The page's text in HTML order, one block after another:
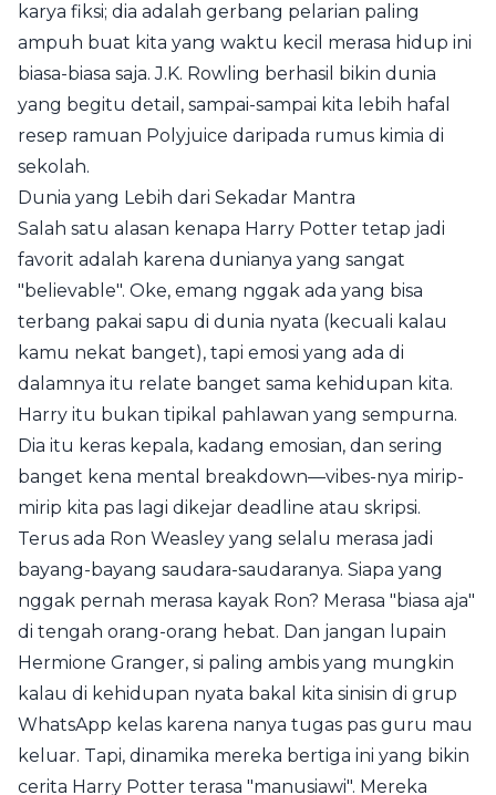
karya fiksi; dia adalah gerbang pelarian paling
ampuh buat kita yang waktu kecil merasa hidup ini
biasa-biasa saja. J.K. Rowling berhasil bikin dunia
yang begitu detail, sampai-sampai kita lebih hafal
resep ramuan Polyjuice daripada rumus kimia di
sekolah.
Dunia yang Lebih dari Sekadar Mantra
Salah satu alasan kenapa Harry Potter tetap jadi
favorit adalah karena dunianya yang sangat
"believable". Oke, emang nggak ada yang bisa
terbang pakai sapu di dunia nyata (kecuali kalau
kamu nekat banget), tapi emosi yang ada di
dalamnya itu relate banget sama kehidupan kita.
Harry itu bukan tipikal pahlawan yang sempurna.
Dia itu keras kepala, kadang emosian, dan sering
banget kena mental breakdown—vibes-nya mirip-
mirip kita pas lagi dikejar deadline atau skripsi.
Terus ada Ron Weasley yang selalu merasa jadi
bayang-bayang saudara-saudaranya. Siapa yang
nggak pernah merasa kayak Ron? Merasa "biasa aja"
di tengah orang-orang hebat. Dan jangan lupain
Hermione Granger, si paling ambis yang mungkin
kalau di kehidupan nyata bakal kita sinisin di grup
WhatsApp kelas karena nanya tugas pas guru mau
keluar. Tapi, dinamika mereka bertiga ini yang bikin
cerita Harry Potter terasa "manusiawi". Mereka